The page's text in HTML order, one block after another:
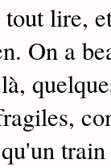
tout lire,
On a
train